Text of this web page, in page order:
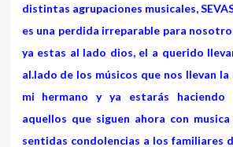
distintas agrupaciones musicales,
es una perdida irreparable para
ya estas al lado dios, el a querido
al.lado de los músicos que nos llevan
mi hermano y ya estarás haciendo
aquellos que siguen ahora con
sentidas condolencias a los familiares